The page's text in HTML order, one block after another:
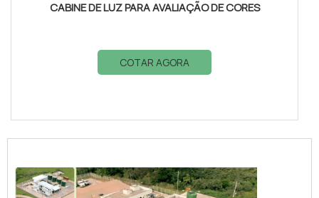
CABINE DE LUZ PARA AVALIAÇÃO DE CORES
COTAR AGORA